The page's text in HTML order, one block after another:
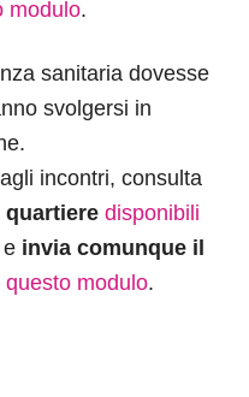
modulo.
sanitaria dovesse
svolgersi in
incontri, consulta
quartiere disponibili
e invia comunque il
modulo.